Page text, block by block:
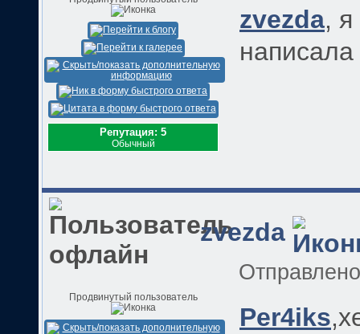
Репутация: 5
Обычный
zvezda,
написала
zvezda
Продвинутый пользователь
Per4iks